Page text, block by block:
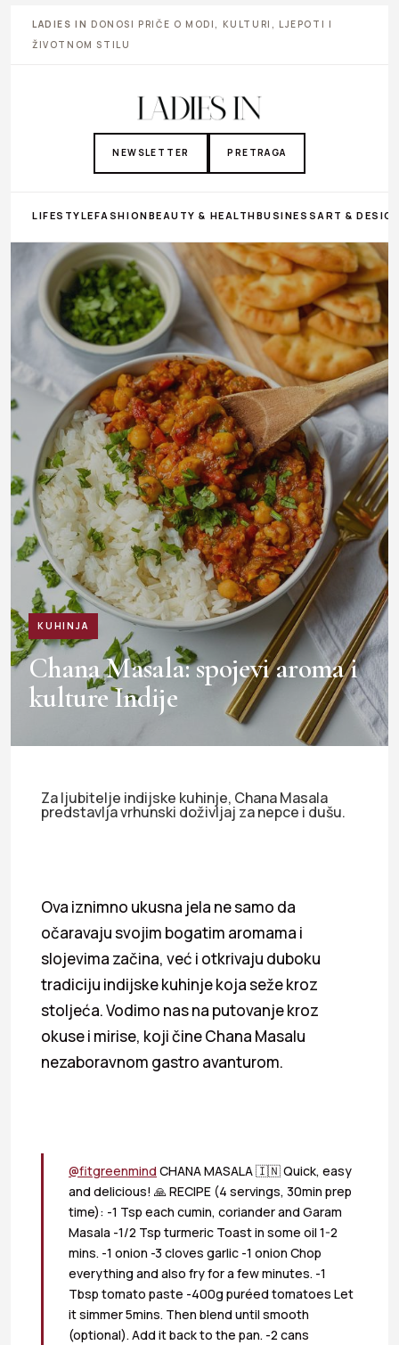
LADIES IN DONOSI PRIČE O MODI, KULTURI, LJEPOTI I
ŽIVOTNOM STILU
NEWSLETTER PRETRAGA
LIFESTYLEFASHIONBEAUTY & HEALTHBUSINESS ART &
KUHINJA
Chana Masala: spojevi aroma i
kulture Indije
Za ljubitelje indijske kuhinje, Chana Masala
predstavlja vrhunski doživljaj za nepce i dušu.
Ova iznimno ukusna jela ne samo da
očaravaju svojim bogatim aromama i
slojevima začina, već i otkrivaju duboku
tradiciju indijske kuhinje koja seže kroz
stoljeća. Vodimo nas na putovanje kroz
okuse i mirise, koji čine Chana Masalu
nezaboravnom gastro avanturom.
@fitgreenmind CHANA MASALA 🇮🇳 Quick, easy
and delicious! 🙏 RECIPE (4 servings, 30min prep
time): -1 Tsp each cumin, coriander and Garam
Masala -1/2 Tsp turmeric Toast in some oil 1-2
mins. -1 onion -3 cloves garlic -1 onion Chop
everything and also fry for a few minutes. -1
Tbsp tomato paste -400g puréed tomatoes Let
it simmer 5mins. Then blend until smooth
(optional). Add it back to the pan. -2 cans